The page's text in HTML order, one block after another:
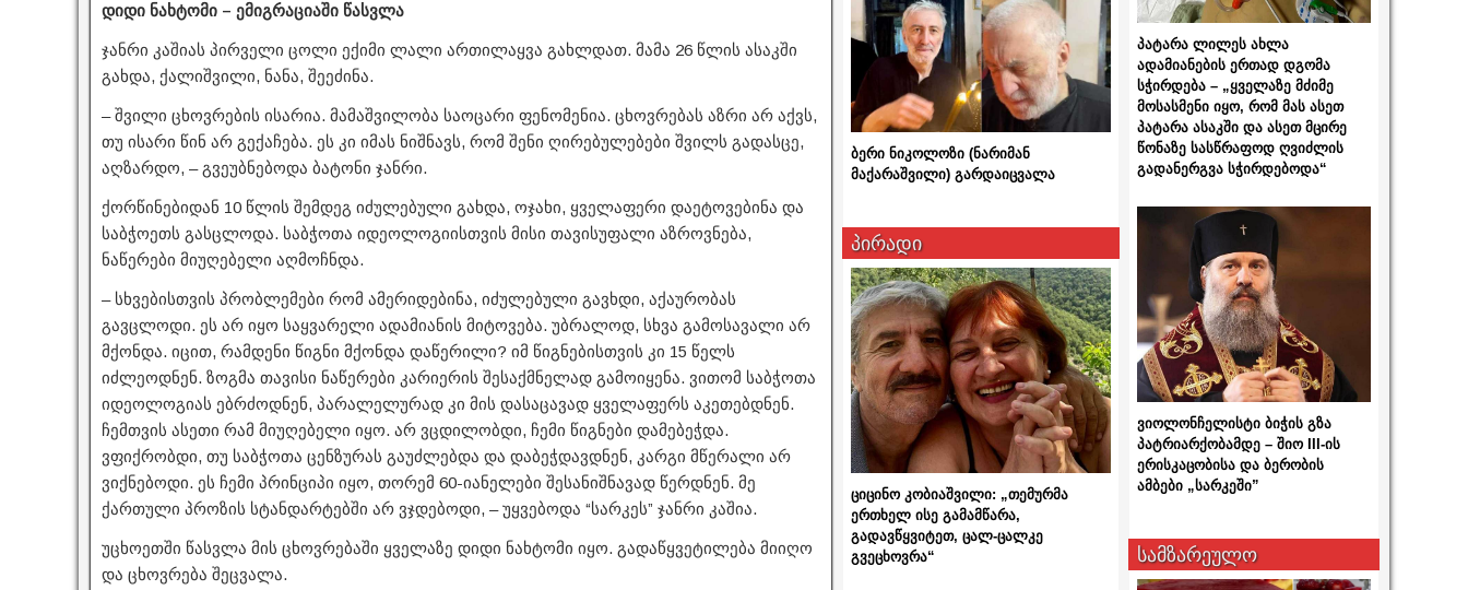
დიდი ნახტომი – ემიგრაციაში წასვლა
ჯანრი კაშიას პირველი ცოლი ექიმი ლალი ართილაყვა გახლდათ. მამა 26 წლის ასაკში
გახდა, ქალიშვილი, ნანა, შეეძინა.
– შვილი ცხოვრების ისარია. მამაშვილობა საოცარი ფენომენია. ცხოვრებას აზრი არ აქვს,
თუ ისარი წინ არ გექაჩება. ეს კი იმას ნიშნავს, რომ შენი ღირებულებები შვილს გადასცე,
აღზარდო, – გვეუბნებოდა ბატონი ჯანრი.
ქორწინებიდან 10 წლის შემდეგ იძულებული გახდა, ოჯახი, ყველაფერი დაეტოვებინა და
საბჭოეთს გასცლოდა. საბჭოთა იდეოლოგიისთვის მისი თავისუფალი აზროვნება,
ნაწერები მიუღებელი აღმოჩნდა.
– სხვებისთვის პრობლემები რომ ამერიდებინა, იძულებული გავხდი, აქაურობას
გავცლოდი. ეს არ იყო საყვარელი ადამიანის მიტოვება. უბრალოდ, სხვა გამოსავალი არ
მქონდა. იცით, რამდენი წიგნი მქონდა დაწერილი? იმ წიგნებისთვის კი 15 წელს
იძლეოდნენ. ზოგმა თავისი ნაწერები კარიერის შესაქმნელად გამოიყენა. ვითომ საბჭოთა
იდეოლოგიას ებრძოდნენ, პარალელურად კი მის დასაცავად ყველაფერს აკეთებდნენ.
ჩემთვის ასეთი რამ მიუღებელი იყო. არ ვცდილობდი, ჩემი წიგნები დამებეჭდა.
ვფიქრობდი, თუ საბჭოთა ცენზურას გაუძლებდა და დაბეჭდავდნენ, კარგი მწერალი არ
ვიქნებოდი. ეს ჩემი პრინციპი იყო, თორემ 60-იანელები შესანიშნავად წერდნენ. მე
ქართული პროზის სტანდარტებში არ ვჯდებოდი, – უყვებოდა “სარკეს” ჯანრი კაშია.
უცხოეთში წასვლა მის ცხოვრებაში ყველაზე დიდი ნახტომი იყო. გადაწყვეტილება მიიღო
და ცხოვრება შეცვალა.
ბერი ნიკოლოზი (ნარიმან
მაქარაშვილი) გარდაიცვალა
პირადი
ციცინო კობიაშვილი: „თემურმა
ერთხელ ისე გამამწარა,
გადავწყვიტეთ, ცალ-ცალკე
გვეცხოვრა“
პატარა ლილეს ახლა
ადამიანების ერთად დგომა
სჭირდება – „ყველაზე მძიმე
მოსასმენი იყო, რომ მას ასეთ
პატარა ასაკში და ასეთ მცირე
წონაზე სასწრაფოდ ღვიძლის
გადანერგვა სჭირდებოდა“
ვიოლონჩელისტი ბიჭის გზა
პატრიარქობამდე – შიო III-ის
ერისკაცობისა და ბერობის
ამბები „სარკეში”
სამზარეულო